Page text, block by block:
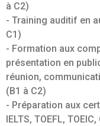
à C2)
- Training auditif en
C1)
- Formation aux
présentation en
réunion,
(B1 à C2)
- Préparation aux
IELTS, TOEFL,